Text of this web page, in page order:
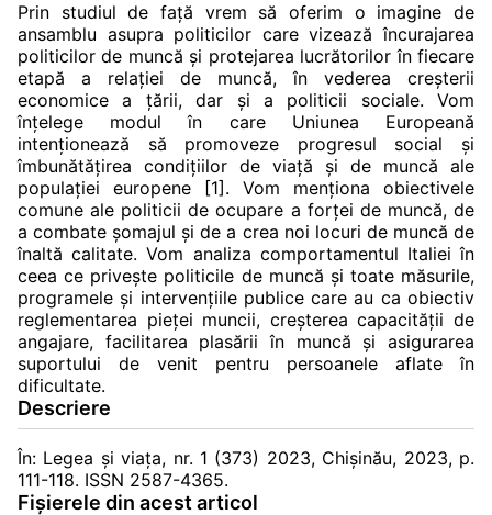
Prin studiul de față vrem să oferim o imagine de
ansamblu asupra politicilor care vizează încurajarea
politicilor de muncă și protejarea lucrătorilor în fiecare
etapă a relației de muncă, în vederea creșterii
economice a țării, dar și a politicii sociale. Vom
înțelege modul în care Uniunea Europeană
intenționează să promoveze progresul social și
îmbunătățirea condițiilor de viață și de muncă ale
populației europene [1]. Vom menționa obiectivele
comune ale politicii de ocupare a forței de muncă, de
a combate șomajul și de a crea noi locuri de muncă de
înaltă calitate. Vom analiza comportamentul Italiei în
ceea ce privește politicile de muncă și toate măsurile,
programele și intervențiile publice care au ca obiectiv
reglementarea pieței muncii, creșterea capacității de
angajare, facilitarea plasării în muncă și asigurarea
suportului de venit pentru persoanele aflate în
dificultate.
Descriere
În: Legea și viața, nr. 1 (373) 2023, Chișinău, 2023, p.
111-118. ISSN 2587-4365.
Fișierele din acest articol